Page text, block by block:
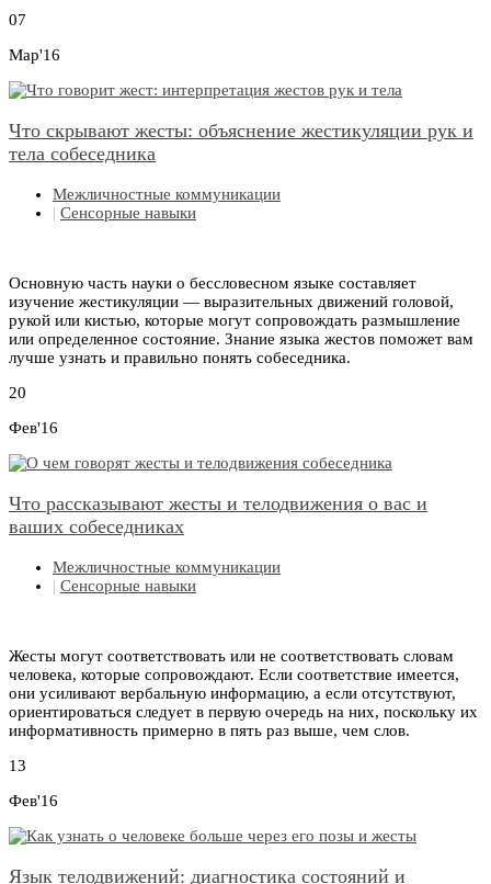
07
Мар'16
Что скрывают жесты: объяснение жестикуляции рук и
тела собеседника
Межличностные коммуникации
| Сенсорные навыки
Основную часть науки о бессловесном языке составляет
изучение жестикуляции — выразительных движений головой,
рукой или кистью, которые могут сопровождать размышление
или определенное состояние. Знание языка жестов поможет вам
лучше узнать и правильно понять собеседника.
20
Фев'16
Что рассказывают жесты и телодвижения о вас и
ваших собеседниках
Межличностные коммуникации
| Сенсорные навыки
Жесты могут соответствовать или не соответствовать словам
человека, которые сопровождают. Если соответствие имеется,
они усиливают вербальную информацию, а если отсутствуют,
ориентироваться следует в первую очередь на них, поскольку их
информативность примерно в пять раз выше, чем слов.
13
Фев'16
Язык телодвижений: диагностика состояний и